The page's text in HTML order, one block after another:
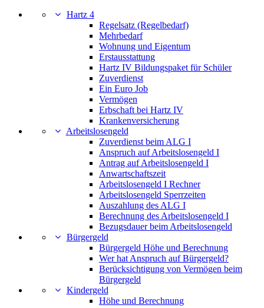
Hartz 4
Regelsatz (Regelbedarf)
Mehrbedarf
Wohnung und Eigentum
Erstausstattung
Hartz IV Bildungspaket für Schüler
Zuverdienst
Ein Euro Job
Vermögen
Erbschaft bei Hartz IV
Krankenversicherung
Arbeitslosengeld
Zuverdienst beim ALG I
Anspruch auf Arbeitslosengeld I
Antrag auf Arbeitslosengeld I
Anwartschaftszeit
Arbeitslosengeld I Rechner
Arbeitslosengeld Sperrzeiten
Auszahlung des ALG I
Berechnung des Arbeitslosengeld I
Bezugsdauer beim Arbeitslosengeld
Bürgergeld
Bürgergeld Höhe und Berechnung
Wer hat Anspruch auf Bürgergeld?
Berücksichtigung von Vermögen beim
Bürgergeld
Kindergeld
Höhe und Berechnung